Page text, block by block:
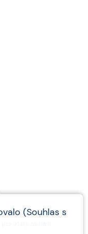
(Souhlas s